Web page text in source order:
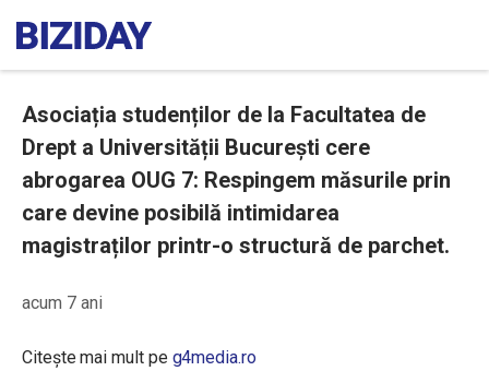
Asociația studenților de la Facultatea de
Drept a Universității București cere
abrogarea OUG 7: Respingem măsurile prin
care devine posibilă intimidarea
magistraților printr-o structură de parchet.
acum 7 ani
Citește mai mult pe g4media.ro